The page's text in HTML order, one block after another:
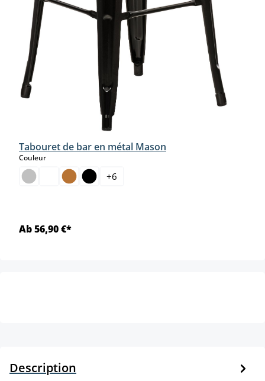
Tabouret de bar en métal Mason
Couleurselect
+6
Ab 56,90 €*
Description